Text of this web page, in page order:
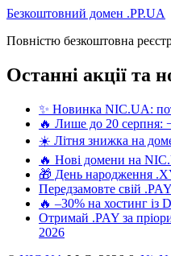
Безкоштовний домен .PP.UA
Повністю безкоштовна
Останні акції та
✨ Новинка NIC.UA:
🔥 Лише до 20 серпня:
☀️ Літня знижка на
🔥 Нові домени на
🎁 День народження
Передзамовте свій
🔥 –30% на хостинг
Отримай .PAY за
2026